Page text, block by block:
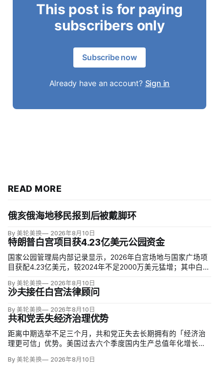
This post is for paying
subscribers only
Subscribe now
Already have an account? Sign in
READ MORE
俄亥俄海地移民报到后被戴脚环
By 美轮美换 2026年8月10日
特朗普白宫项目获4.23亿美元公园资金
国家公园管理局内部记录显示，2026年白宫场地与国家广场项
目获配4.23亿美元，较2024年不足2000万美元猛增；其中白宫
谷等数十座公园资金下降，白宫与国家广场的额度甚至超过九
处知名公园总和。
By 美轮美换 2026年8月10日
沙夫接任白宫法律顾问
By 美轮美换 2026年8月10日
共和党丢失经济治理优势
距离中期选举不足三个月，共和党正失去长期拥有的「经济治
理更可信」优势。美国过去六个季度国内生产总值年化增长
3.5%，恰好吞掉同期工资涨幅；约四分之三受访者仍认为经济
By 美轮美换 2026年8月10日